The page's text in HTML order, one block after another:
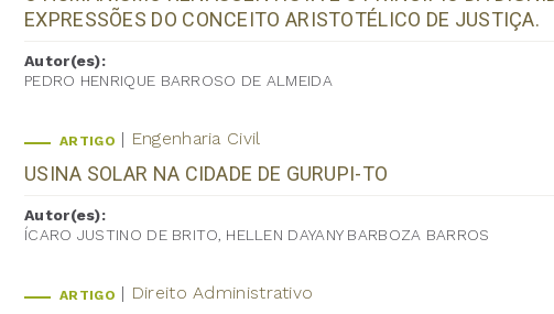
EXPRESSÕES DO CONCEITO ARISTOTÉLICO DE JUSTIÇA.
Autor(es):
PEDRO HENRIQUE BARROSO DE ALMEIDA
ARTIGO Engenharia Civil
USINA SOLAR NA CIDADE DE GURUPI-TO
Autor(es):
ÍCARO JUSTINO DE BRITO, HELLEN DAYANY BARBOZA BARROS
ARTIGO Direito Administrativo